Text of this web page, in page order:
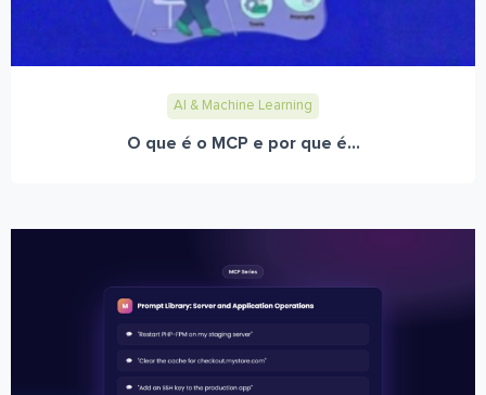
AI & Machine Learning
O que é o MCP e por que é...